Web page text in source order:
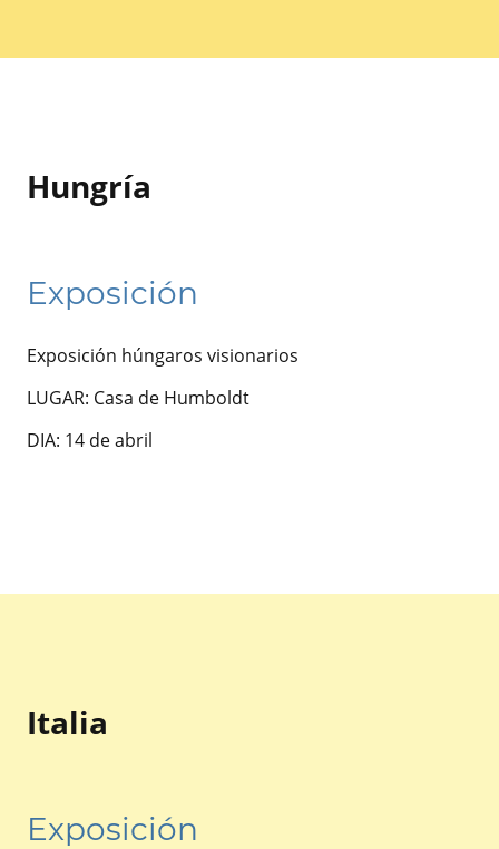
Hungría
Exposición
Exposición húngaros visionarios
LUGAR: Casa de Humboldt
DIA: 14 de abril
Italia
Exposición